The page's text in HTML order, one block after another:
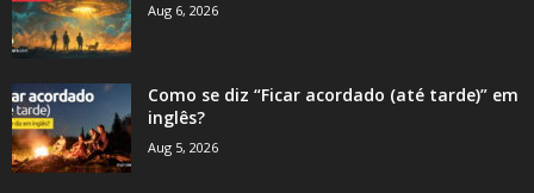
Aug 6, 2026
Como se diz “Ficar acordado (até tarde)” em
inglês?
Aug 5, 2026